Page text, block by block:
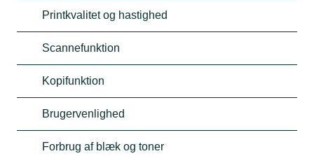
Printkvalitet og hastighed
Scannefunktion
Kopifunktion
Brugervenlighed
Forbrug af blæk og toner